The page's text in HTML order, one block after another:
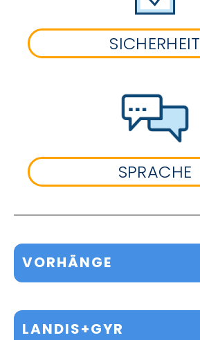
SICHERHEIT
SPRACHE
VORHÄNGE
LANDIS+GYR